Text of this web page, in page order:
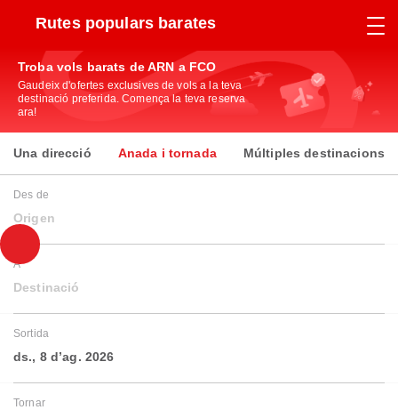
Rutes populars barates
Troba vols barats de ARN a FCO
Gaudeix d'ofertes exclusives de vols a la teva
destinació preferida. Comença la teva reserva
ara!
Una direcció Anada i tornada Múltiples destinacions
Des de
Origen
A
Destinació
Sortida
ds., 8 d’ag. 2026
Tornar